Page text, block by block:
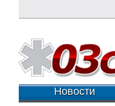
Новости